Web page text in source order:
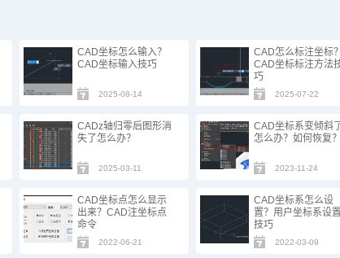
CAD坐标怎么输入？
CAD坐标输入技巧
2025-08-14
CAD怎么标注坐标？
CAD坐标标注方法
巧
2025-07-22
CADz轴归零后图形消
失了怎么办？
2025-03-11
CAD坐标系变倾斜
怎么办？如何恢复？
2023-11-24
CAD坐标点怎么显示
出来？CAD注坐标点
命令
2022-06-21
CAD坐标系怎么设
置？用户坐标系设置
技巧
2022-03-09